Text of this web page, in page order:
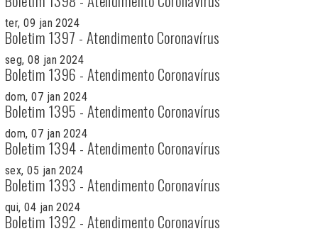
ter, 09 jan 2024
Boletim 1397 - Atendimento Coronavírus
seg, 08 jan 2024
Boletim 1396 - Atendimento Coronavírus
dom, 07 jan 2024
Boletim 1395 - Atendimento Coronavírus
dom, 07 jan 2024
Boletim 1394 - Atendimento Coronavírus
sex, 05 jan 2024
Boletim 1393 - Atendimento Coronavírus
qui, 04 jan 2024
Boletim 1392 - Atendimento Coronavírus